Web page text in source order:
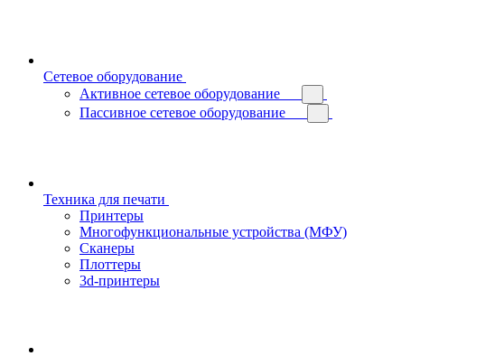
Сетевое оборудование
Активное сетевое оборудование
Пассивное сетевое оборудование
Техника для печати
Принтеры
Многофункциональные устройства (МФУ)
Сканеры
Плоттеры
3d-принтеры